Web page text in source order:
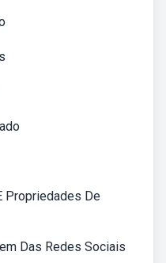
Propriedades De
Das Redes Sociais